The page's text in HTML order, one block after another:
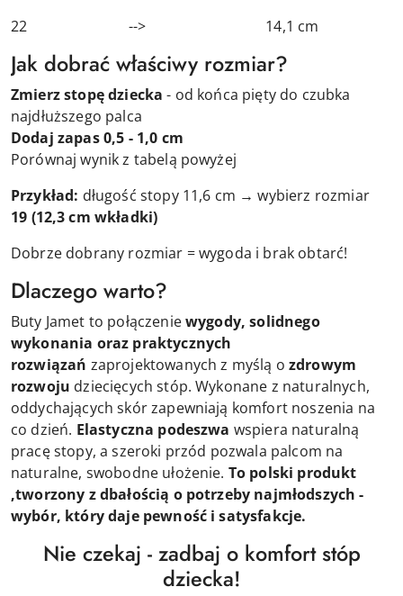
22 --> 14,1 cm
Jak dobrać właściwy rozmiar?
Zmierz stopę dziecka - od końca pięty do czubka
najdłuższego palca
Dodaj zapas 0,5 - 1,0 cm
Porównaj wynik z tabelą powyżej
Przykład: długość stopy 11,6 cm → wybierz rozmiar
19 (12,3 cm wkładki)
Dobrze dobrany rozmiar = wygoda i brak obtarć!
Dlaczego warto?
Buty Jamet to połączeniewygody, solidnego
wykonania oraz praktycznych
rozwiązań zaprojektowanych z myślą o zdrowym
rozwoju dziecięcych stóp. Wykonane z naturalnych,
oddychających skór zapewniają komfort noszenia na
co dzień. Elastyczna podeszwa wspiera naturalną
pracę stopy, a szeroki przód pozwala palcom na
naturalne, swobodne ułożenie. To polski produkt
,tworzony z dbałością o potrzeby najmłodszych -
wybór, który daje pewność i satysfakcje.
Nie czekaj - zadbaj o komfort stóp
dziecka!